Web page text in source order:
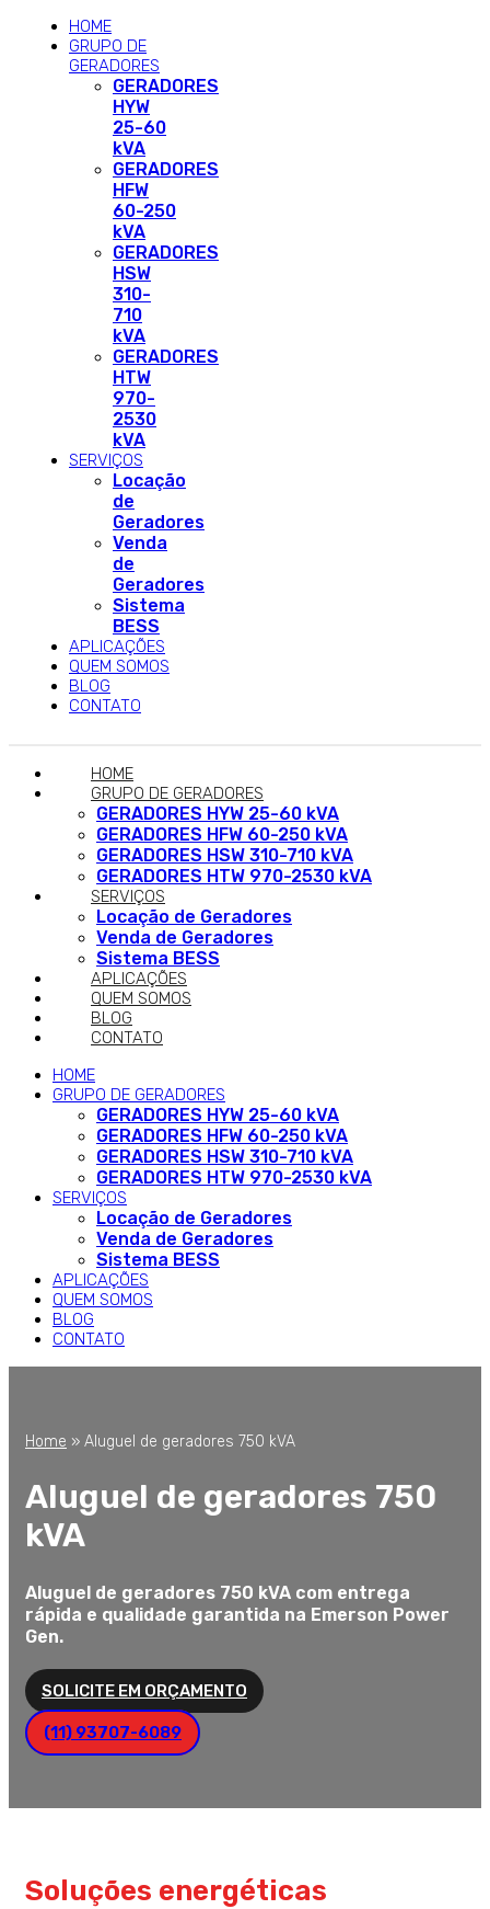
HOME
GRUPO DE
GERADORES
GERADORES
HYW
25-60
kVA
GERADORES
HFW
60-250
kVA
GERADORES
HSW
310-
710
kVA
GERADORES
HTW
970-
2530
kVA
SERVIÇOS
Locação
de
Geradores
Venda
de
Geradores
Sistema
BESS
APLICAÇÕES
QUEM SOMOS
BLOG
CONTATO
HOME
GRUPO DE GERADORES
GERADORES HYW 25-60 kVA
GERADORES HFW 60-250 kVA
GERADORES HSW 310-710 kVA
GERADORES HTW 970-2530 kVA
SERVIÇOS
Locação de Geradores
Venda de Geradores
Sistema BESS
APLICAÇÕES
QUEM SOMOS
BLOG
CONTATO
HOME
GRUPO DE GERADORES
GERADORES HYW 25-60 kVA
GERADORES HFW 60-250 kVA
GERADORES HSW 310-710 kVA
GERADORES HTW 970-2530 kVA
SERVIÇOS
Locação de Geradores
Venda de Geradores
Sistema BESS
APLICAÇÕES
QUEM SOMOS
BLOG
CONTATO
Home » Aluguel de geradores 750 kVA
Aluguel de geradores 750
kVA
Aluguel de geradores 750 kVA com entrega
rápida e qualidade garantida na Emerson Power
Gen.
SOLICITE EM ORÇAMENTO
(11) 93707-6089
Soluções energéticas